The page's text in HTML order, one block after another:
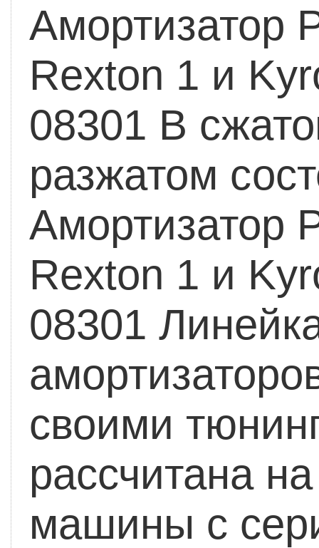
Амортизатор
Rexton 1 и
08301 В
разжатом
Амортизатор
Rexton 1 и
08301
своими
рассчитана
машины с